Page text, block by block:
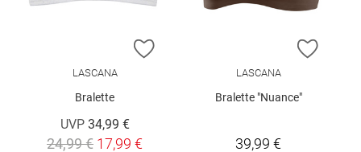
ZUR WUNSCHLISTE HINZUFÜGEN
LASCANA
Bralette
UVP 34,99 €
24,99 € 17,99 €
ZUR
LASCANA
Bralette "Nuance"
39,99 €